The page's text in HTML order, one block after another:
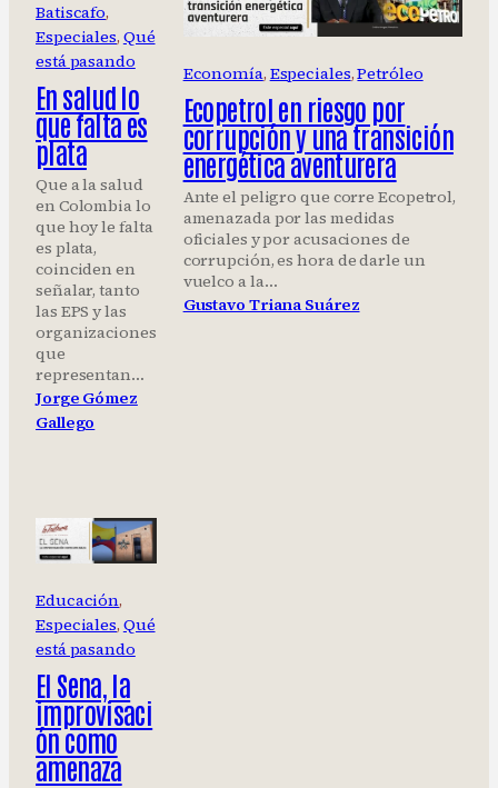
Batiscafo
Especiales, Qué
está pasando
En salud lo
que falta es
plata
Que a la salud
en Colombia lo
que hoy le falta
es plata,
coinciden en
señalar, tanto
las EPS y las
organizaciones
que
representan…
Jorge Gómez
Gallego
Economía, Especiales, Petróleo
Ecopetrol en riesgo por
corrupción y una transición
energética aventurera
Ante el peligro que corre Ecopetrol,
amenazada por las medidas
oficiales y por acusaciones de
corrupción, es hora de darle un
vuelco a la…
Gustavo Triana Suárez
Educación
Especiales, Qué
está pasando
El Sena, la
improvisaci
ón como
amenaza